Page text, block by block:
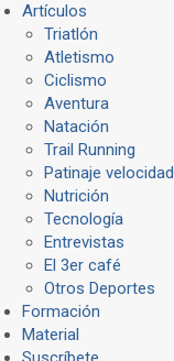
Artículos
Triatlón
Atletismo
Ciclismo
Aventura
Natación
Trail Running
Patinaje velocidad
Nutrición
Tecnología
Entrevistas
El 3er café
Otros Deportes
Formación
Material